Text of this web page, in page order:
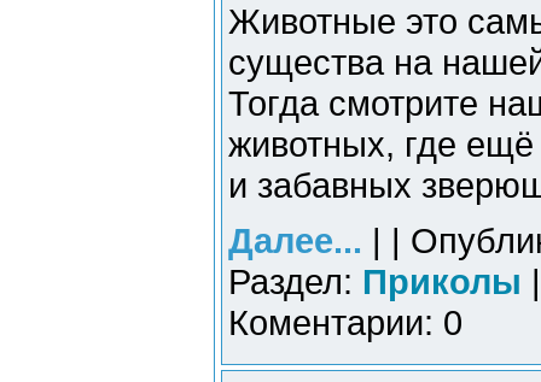
Животные это
существа на
Тогда смотрите
животных, где
и забавных
Далее... | |
Раздел: Приколы
Коментарии: 0